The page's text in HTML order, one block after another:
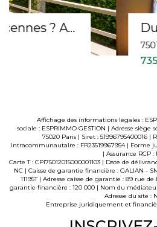
Duplex 3 pièces
Affichage des informations légales :
sociale : ESPRIMMO GESTION | Adresse siège
75020 Paris | Siret : 51996795400016 |
Intracommunautaire : FR23519967954 | Forme
| Assurance RCP :
Carte T : CPI75012015000001103 | Date de
NC | Caisse de garantie financière : GALIAN -
11195T | Adresse caisse de garantie : 89 rue
garantie financière : 120 000 | Nom du
Adresse du site :
Entreprise juridiquement et